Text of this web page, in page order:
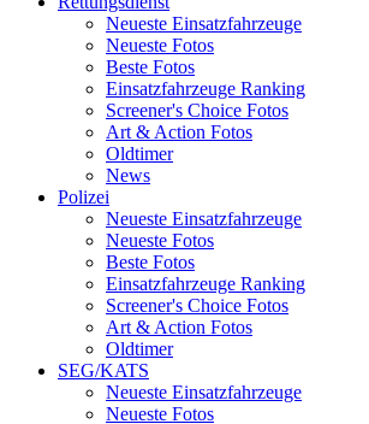
Neueste Einsatzfahrzeuge
Neueste Fotos
Beste Fotos
Einsatzfahrzeuge Ranking
Screener's Choice Fotos
Art & Action Fotos
Oldtimer
News
Polizei
Neueste Einsatzfahrzeuge
Neueste Fotos
Beste Fotos
Einsatzfahrzeuge Ranking
Screener's Choice Fotos
Art & Action Fotos
Oldtimer
SEG/KATS
Neueste Einsatzfahrzeuge
Neueste Fotos